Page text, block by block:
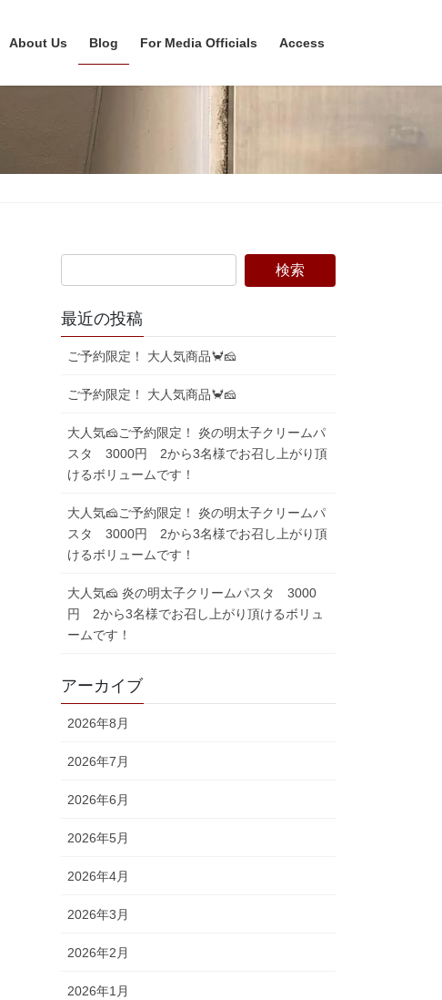
About Us Blog For Media Officials Access
最近の投稿
ご予約限定！ 大人気商品🦀🧀
ご予約限定！ 大人気商品🦀🧀
大人気🧀ご予約限定！ 炎の明太子クリームパ
スタ 3000円 2から3名様でお召し上がり頂
けるボリュームです！
大人気🧀ご予約限定！ 炎の明太子クリームパ
スタ 3000円 2から3名様でお召し上がり頂
けるボリュームです！
大人気🧀 炎の明太子クリームパスタ 3000
円 2から3名様でお召し上がり頂けるボリュ
ームです！
アーカイブ
2026年8月
2026年7月
2026年6月
2026年5月
2026年4月
2026年3月
2026年2月
2026年1月